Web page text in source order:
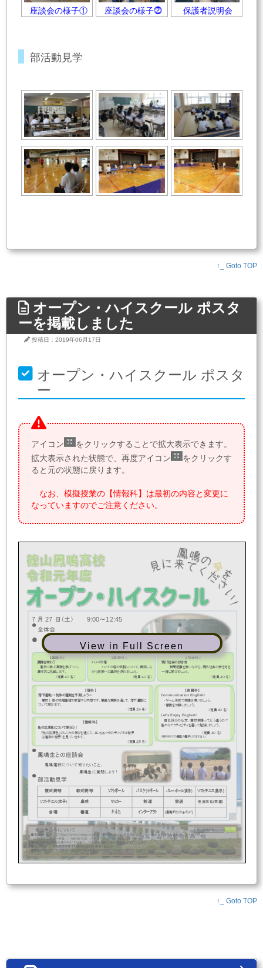
座談会の様子① 座談会の様子⓶ 保護者説明会
部活動見学
↑_ Goto TOP
オープン・ハイスクール ポスタ
ーを掲載しました
投稿日：2019年06月17日
オープン・ハイスクール ポスタ
ー
アイコン
をクリックすることで拡大表示できます。
拡大表示された状態で、再度アイコン
をクリックす
ると元の状態に戻ります。
なお、模擬授業の【情報科】は最初の内容と変更に
なっていますのでご注意ください。
View in Full Screen
7 月 27 日（土） 9:00～12:45

全体会

  模擬授業    鳳鳴高校の授業を体験しよう！
【国語科】 【数学科】 【社会科】
漢詩を味わう ハノイの塔
現代社会の歩き方
高校で学ぶ漢詩を学びつつ、
ハノイの塔の伝説について、実践しな
新聞記事を使いながら、現代社会の歩き方を
漢作文に挑戦します。
がら数学への興味を深めましょう。
一緒に学びましょう。
〈定員 ４０ 名〉 〈定員 ４０ 名〉 〈定員 ４０ 名〉
【理科】
落下運動 ～物体の運動を予測しよう～
高校 1 年の物理基礎で学習する内容です。簡単な実験を通して、落下運動に
ついて学びます。
〈定員 ２４ 名〉
【情報科】
色の三原色について学ぼう ！
「光の三原色 」のしくみの学びを通じて、 コンピュータのディジタル世界
（２進数の世界）を見ていきます
〈定員 ２５ 名〉
【英語科】
Communication English!
・ゲーム形式で英語を使いましょう。
・音読を体験しましょう。
〈定員 ４０ 名〉
Let’s Enjoy English!
自己紹介の仕方、高校英語ってどう違うの？
色々なアクティビティを通して勉強しましょう。
〈定員 ４０ 名〉
※教科内での講座の選択はできません。

鳳鳴生との座談会
鳳鳴高校について知りたいこと、
鳳鳴生に質問しよう！

部活動見学
硬式野球 軟式野球 ソフトボール バスケットボール バレーボール(男子) ソフトテニス(男子)
ソフトテニス(女子) 卓球 サッカー 剣道 放送 生活文化(茶道)
合唱 書道 かるた インターアクト (鳳鳴デカンショバンド)
↑_ Goto TOP